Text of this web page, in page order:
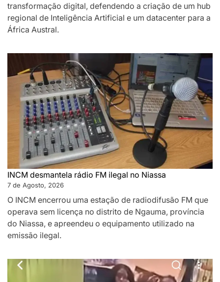
transformação digital, defendendo a criação de um hub
regional de Inteligência Artificial e um datacenter para a
África Austral.
INCM desmantela rádio FM ilegal no Niassa
7 de Agosto, 2026
O INCM encerrou uma estação de radiodifusão FM que
operava sem licença no distrito de Ngauma, província
do Niassa, e apreendeu o equipamento utilizado na
emissão ilegal.